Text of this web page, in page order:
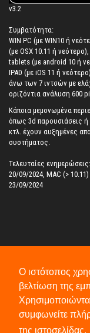
Ο ιστότοπος
βελτίωση της
συμφωνείτε
της ιστοσελίδας.
v3.2
Συμβατότητα:
WIN PC (με WIN10 ή
(με OSX 10.11 ή νεότερο),
tablets (με android 10 ή
IPAD (με iOS 11 ή
άνω των 7 ιντσών με
οριζόντια ανάλυση 600
Κάποια μεμονωμένα
όπως 3d παρουσιάσεις ή
κτλ. έχουν αυξημένες
συστήματος.
Τελευταίες
20/09/2024, MAC (> 10.11)
23/09/2024